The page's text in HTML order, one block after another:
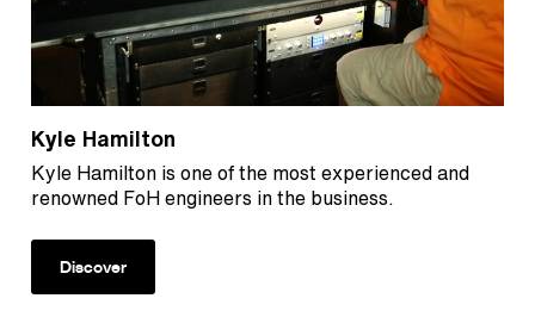
Kyle Hamilton
Kyle Hamilton is one of the most experienced and
renowned FoH engineers in the business.
Discover